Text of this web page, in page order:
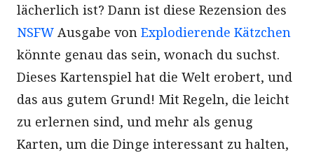
lächerlich ist? Dann ist diese Rezension des
NSFW Ausgabe von Explodierende Kätzchen
könnte genau das sein, wonach du suchst.
Dieses Kartenspiel hat die Welt erobert, und
das aus gutem Grund! Mit Regeln, die leicht
zu erlernen sind, und mehr als genug
Karten, um die Dinge interessant zu halten,